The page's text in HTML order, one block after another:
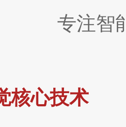
专注智
核心技术